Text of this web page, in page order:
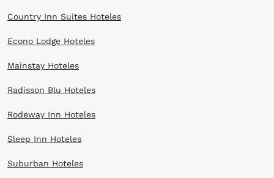
Country Inn Suites Hoteles
Econo Lodge Hoteles
Mainstay Hoteles
Radisson Blu Hoteles
Rodeway Inn Hoteles
Sleep Inn Hoteles
Suburban Hoteles